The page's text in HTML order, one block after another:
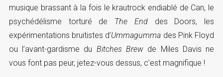
musique brassant à la fois le krautrock endiablé de Can, le
psychédélisme torturé de The Enddes Doors, les
expérimentations bruitistes d’Ummagumma des Pink Floyd
ou l’avant-gardisme du Bitches Brew de Miles Davis ne
vous font pas peur, jetez-vous dessus, c’est magnifique !